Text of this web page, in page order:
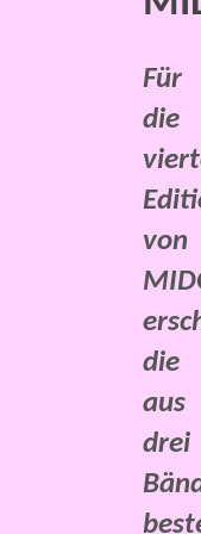
Für
die
von
die
aus
drei